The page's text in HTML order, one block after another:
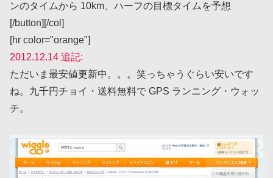
ンのタイムから 10km、ハーフの目標タイムを予想
[/button][/col]
[hr color="orange"]
2012.12.14 追記:
ただいま最安値更新中。。。笑っちゃうぐらい安いです
ね。九千円チョイ・送料無料で GPS ランニング・ウォッ
チ。